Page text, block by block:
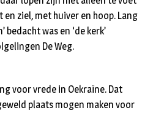
ziel, met huiver en hoop. Lang
bedacht was en ‘de kerk’
De Weg.
voor vrede in Oekraïne. Dat
plaats mogen maken voor